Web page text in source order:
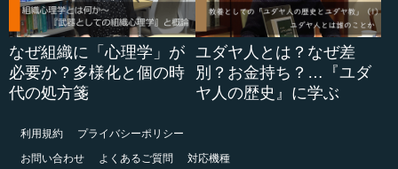
なぜ組織に「心理学」が
必要か？多様化と個の時
代の処方箋
ユダヤ人とは？なぜ差
別？お金持ち？…『ユダ
ヤ人の歴史』に学ぶ
利用規約
プライバシーポリシー
お問い合わせ
よくあるご質問
対応機種